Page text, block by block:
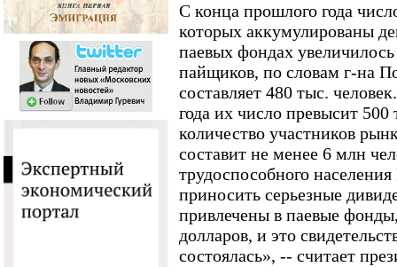
С конца прошлого года
которых аккумулированы
паевых фондах
пайщиков, по словам г-на
составляет 480 тыс.
года их число превысит 500
количество участников
составит не менее 6 млн
трудоспособного
приносить серьезные
привлечены в паевые
долларов, и это
состоялась», -- считает